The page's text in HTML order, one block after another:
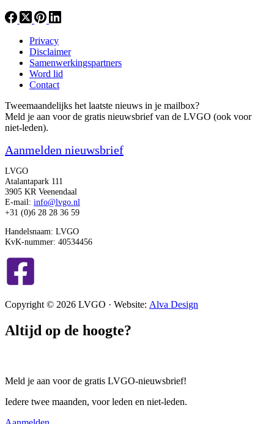
Privacy
Disclaimer
Samenwerkingspartners
Word lid
Contact
Tweemaandelijks het laatste nieuws in je mailbox?
Meld je aan voor de gratis nieuwsbrief van de LVGO (ook voor
niet-leden).
Aanmelden nieuwsbrief
LVGO
Atalantapark 111
3905 KR Veenendaal
E-mail: info@lvgo.nl
+31 (0)6 28 28 36 59
Handelsnaam: LVGO
KvK-nummer: 40534456
Copyright © 2026 LVGO · Website: Alva Design
Altijd op de hoogte?
Meld je aan voor de gratis LVGO-nieuwsbrief!
Iedere twee maanden, voor leden en niet-leden.